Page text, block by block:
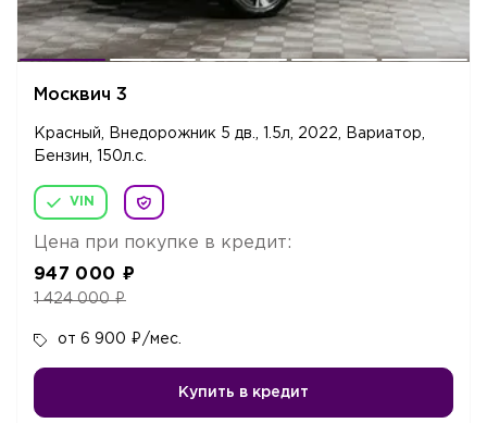
Москвич 3
Красный, Внедорожник 5 дв., 1.5л, 2022, Вариатор,
Бензин, 150л.c.
VIN
Цена при покупке в кредит:
947 000 ₽
1 424 000₽
от 6 900 ₽ /мес.
Купить в кредит